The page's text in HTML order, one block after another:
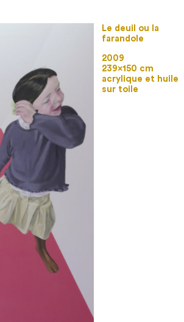
Le deuil ou la
farandole
2009
239×150 cm
acrylique et huile
sur toile